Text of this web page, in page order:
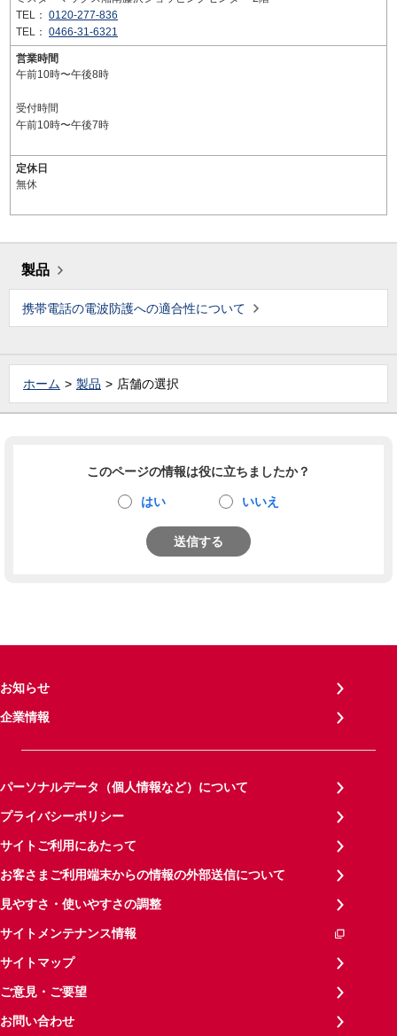
TEL： 0120-277-836
TEL： 0466-31-6321
営業時間
午前10時〜午後8時
受付時間
午前10時〜午後7時
定休日
無休
製品
携帯電話の電波防護への適合性について
ホーム 製品 店舗の選択
このページの情報は役に立ちましたか？
はい いいえ
送信する
お知らせ
企業情報
パーソナルデータ（個人情報など）について
プライバシーポリシー
サイトご利用にあたって
お客さまご利用端末からの情報の外部送信について
見やすさ・使いやすさの調整
サイトメンテナンス情報
サイトマップ
ご意見・ご要望
お問い合わせ